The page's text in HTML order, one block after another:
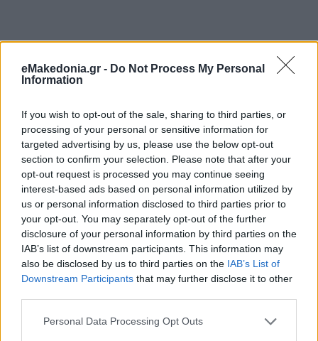
eMakedonia.gr - Do Not Process My Personal
Information
If you wish to opt-out of the sale, sharing to third parties, or
processing of your personal or sensitive information for
targeted advertising by us, please use the below opt-out
section to confirm your selection. Please note that after your
opt-out request is processed you may continue seeing
interest-based ads based on personal information utilized by
us or personal information disclosed to third parties prior to
your opt-out. You may separately opt-out of the further
disclosure of your personal information by third parties on the
IAB’s list of downstream participants. This information may
also be disclosed by us to third parties on the IAB’s List of
Downstream Participants that may further disclose it to other
Please note that this website/app uses one or more Google
Personal Data Processing Opt Outs